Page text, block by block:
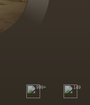
999+ 149